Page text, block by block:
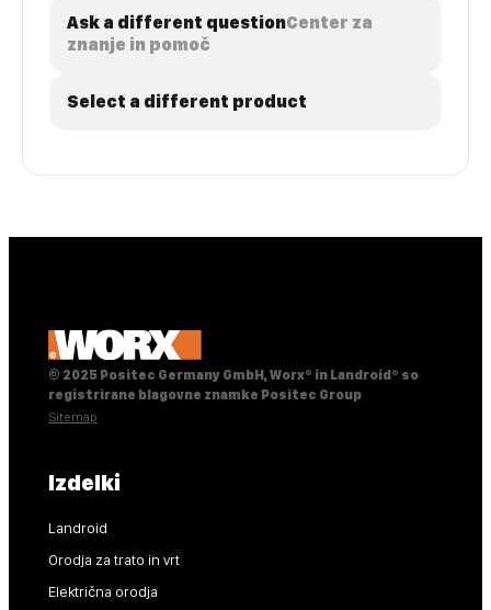
Ask a different questionCenter za
znanje in pomoč
Select a different product
© 2025 Positec Germany GmbH, Worx® in Landroid® so
registrirane blagovne znamke Positec Group
Sitemap
Izdelki
Landroid
Orodja za trato in vrt
Električna orodja